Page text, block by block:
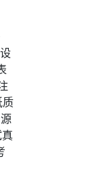
质